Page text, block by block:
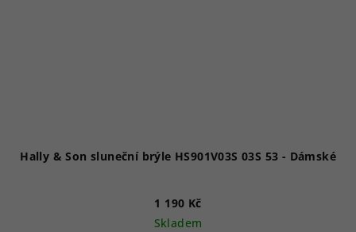
Hally & Son sluneční brýle HS901V03S 03S 53 - Dámské
1 190 Kč
Skladem